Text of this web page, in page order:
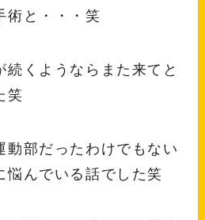
術と・・・笑
続くようならまた来てと
笑
動部だったわけでもない
悩んでいる話でした笑